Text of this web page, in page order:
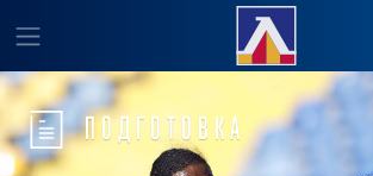
ПОДГОТОВКА